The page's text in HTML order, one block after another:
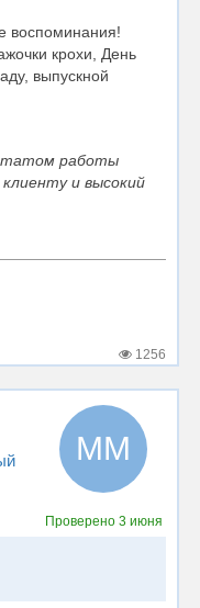
воспоминания!
крохи, День
выпускной
работы
и высокий
1256
ММ
Проверено 3 июня